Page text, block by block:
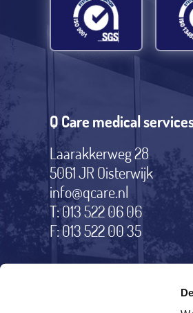
Q Care medical
Laarakkerweg 28
5061 JR Oisterwijk
info@qcare.nl
T: 013 522 06 06
F: 013 522 00 35